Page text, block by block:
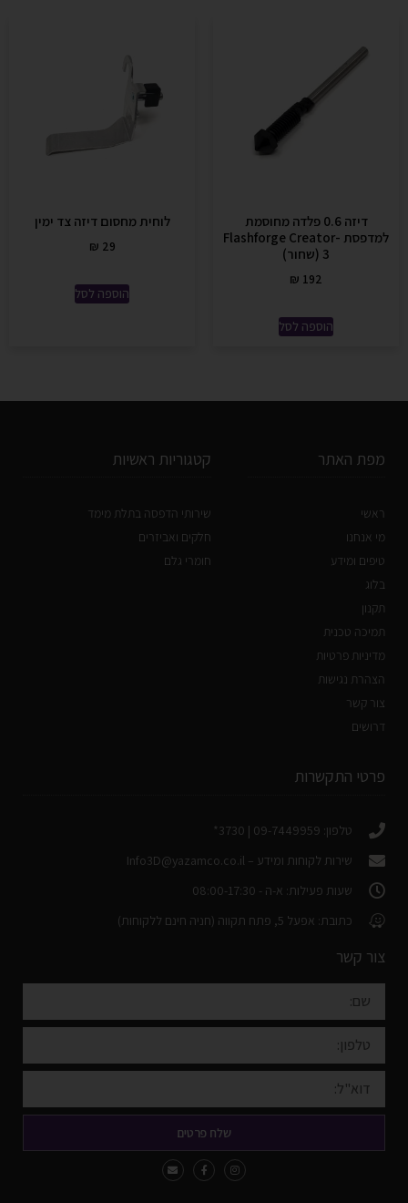
דיזה 0.6 פלדה מחוסמת
למדפסת Flashforge Creator-
3 (שחור)
₪ 192
הוספה לסל
לוחית מחסום דיזה צד ימין
₪ 29
הוספה לסל
מפת האתר
ראשי
מי אנחנו
טיפים ומידע
בלוג
תקנון
תמיכה טכנית
מדיניות פרטיות
הצהרת נגישות
צור קשר
דרושים
קטגוריות ראשיות
שירותי הדפסה בתלת מימד
חלקים ואביזרים
חומרי גלם
פרטי התקשרות
טלפון: 09-7449959 | 3730*
שירות לקוחות ומידע – Info3D@yazamco.co.il
שעות פעילות: א-ה - 08:00-17:30
כתובת: אפעל 5, פתח תקווה (חניה חינם ללקוחות)
צור קשר
שלח פרטים